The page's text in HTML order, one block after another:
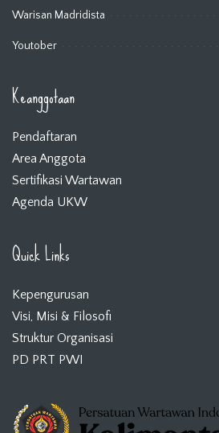
Warisan Madridista
Youtober
Keanggotaan
Pendaftaran
Area Anggota
Sertifikasi Wartawan
Agenda UKW
Quick Links
Kepengurusan
Visi, Misi & Filosofi
Struktur Organisasi
PD PRT PWI